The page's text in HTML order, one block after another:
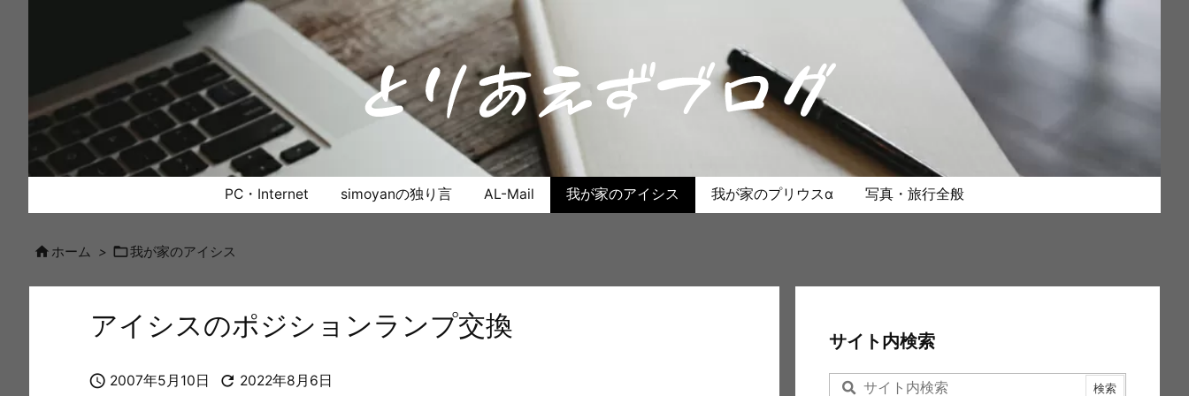
PC・Internet simoyanの独り言 AL-Mail 我が家のアイシス 我が家のプリウスα 写真・旅行全般
 ホーム > 我が家のアイシス
アイシスのポジションランプ交換
 2007年5月10日  2022年8月6日
サイト内検索